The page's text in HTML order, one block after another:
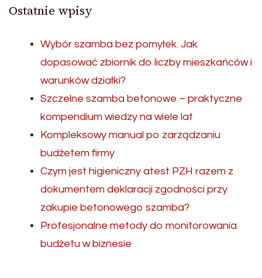
Ostatnie wpisy
Wybór szamba bez pomyłek. Jak
dopasować zbiornik do liczby mieszkańców i
warunków działki?
Szczelne szamba betonowe – praktyczne
kompendium wiedzy na wiele lat
Kompleksowy manual po zarządzaniu
budżetem firmy
Czym jest higieniczny atest PZH razem z
dokumentem deklaracji zgodności przy
zakupie betonowego szamba?
Profesjonalne metody do monitorowania
budżetu w biznesie